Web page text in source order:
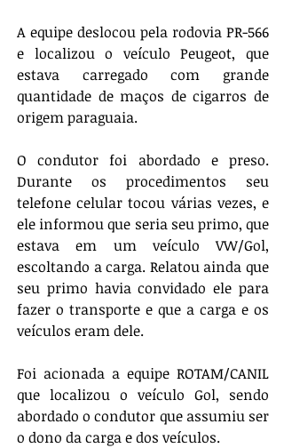
A equipe deslocou pela rodovia PR-566
e localizou o veículo Peugeot, que
estava carregado com grande
quantidade de maços de cigarros de
origem paraguaia.
O condutor foi abordado e preso.
Durante os procedimentos seu
telefone celular tocou várias vezes, e
ele informou que seria seu primo, que
estava em um veículo VW/Gol,
escoltando a carga. Relatou ainda que
seu primo havia convidado ele para
fazer o transporte e que a carga e os
veículos eram dele.
Foi acionada a equipe ROTAM/CANIL
que localizou o veículo Gol, sendo
abordado o condutor que assumiu ser
o dono da carga e dos veículos.